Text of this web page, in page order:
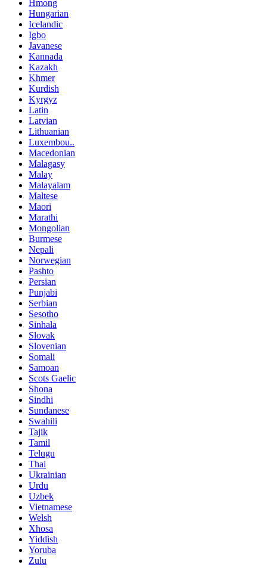
Hmong
Hungarian
Icelandic
Igbo
Javanese
Kannada
Kazakh
Khmer
Kurdish
Kyrgyz
Latin
Latvian
Lithuanian
Luxembou..
Macedonian
Malagasy
Malay
Malayalam
Maltese
Maori
Marathi
Mongolian
Burmese
Nepali
Norwegian
Pashto
Persian
Punjabi
Serbian
Sesotho
Sinhala
Slovak
Slovenian
Somali
Samoan
Scots Gaelic
Shona
Sindhi
Sundanese
Swahili
Tajik
Tamil
Telugu
Thai
Ukrainian
Urdu
Uzbek
Vietnamese
Welsh
Xhosa
Yiddish
Yoruba
Zulu